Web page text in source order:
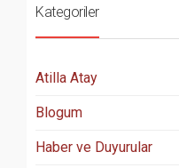
Kategoriler
Atilla Atay
Blogum
Haber ve Duyurular